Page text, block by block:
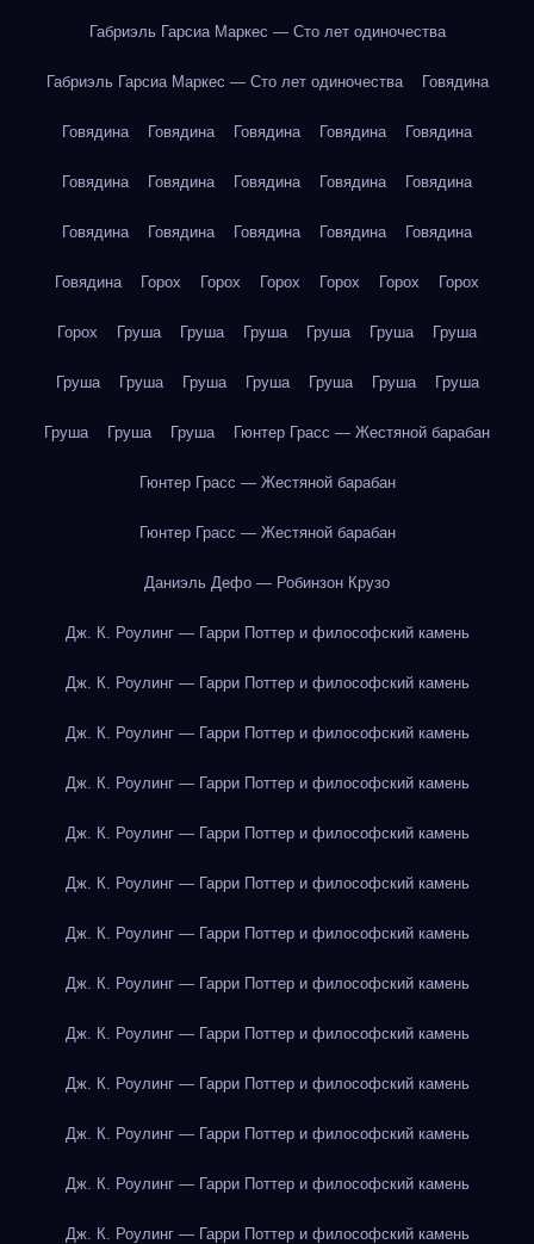
Габриэль Гарсиа Маркес — Сто лет одиночества
Габриэль Гарсиа Маркес — Сто лет одиночества Говядина
Говядина Говядина Говядина Говядина Говядина
Говядина Говядина Говядина Говядина Говядина
Говядина Говядина Говядина Говядина Говядина
Говядина Горох Горох Горох Горох Горох Горох
Горох Груша Груша Груша Груша Груша Груша
Груша Груша Груша Груша Груша Груша Груша
Груша Груша Груша Гюнтер Грасс — Жестяной барабан
Гюнтер Грасс — Жестяной барабан
Гюнтер Грасс — Жестяной барабан
Даниэль Дефо — Робинзон Крузо
Дж. К. Роулинг — Гарри Поттер и философский камень
Дж. К. Роулинг — Гарри Поттер и философский камень
Дж. К. Роулинг — Гарри Поттер и философский камень
Дж. К. Роулинг — Гарри Поттер и философский камень
Дж. К. Роулинг — Гарри Поттер и философский камень
Дж. К. Роулинг — Гарри Поттер и философский камень
Дж. К. Роулинг — Гарри Поттер и философский камень
Дж. К. Роулинг — Гарри Поттер и философский камень
Дж. К. Роулинг — Гарри Поттер и философский камень
Дж. К. Роулинг — Гарри Поттер и философский камень
Дж. К. Роулинг — Гарри Поттер и философский камень
Дж. К. Роулинг — Гарри Поттер и философский камень
Дж. К. Роулинг — Гарри Поттер и философский камень